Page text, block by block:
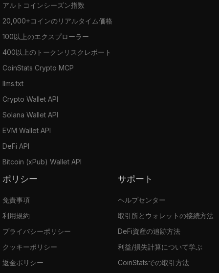
アルトコインシーズン指数
20,000+コインのリアルタイム価格
100以上のエクスプローラー
400以上のトークンリスクレポート
CoinStats Crypto MCP
llms.txt
Crypto Wallet API
Solana Wallet API
EVM Wallet API
DeFi API
Bitcoin (xPub) Wallet API
ポリシー
免責事項
利用規約
プライバシーポリシー
クッキーポリシー
返金ポリシー
サポート
ヘルプセンター
取引所とウォレットの接続方法
DeFi資産の追跡方法
利益/損失計算について学ぶ
CoinStatsでの取引方法